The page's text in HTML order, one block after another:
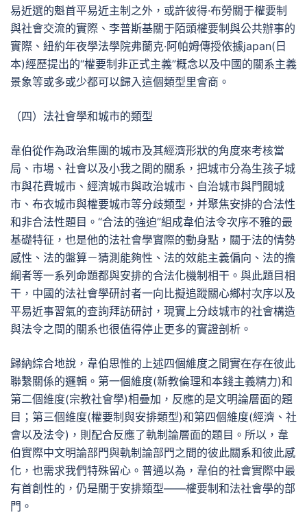
易近選的魁首平易近主制之外，或許彼得·布勞關于權要制
與社會交流的實際、李普斯基關于陌頭權要制與公共辦事的
實際、紐約年夜學法學院弗蘭克·阿帕姆傳授依據japan(日
本)經歷提出的“權要制非正式主義”概念以及中國的關系主義
景象等或多或少都可以歸入這個類型里會商。
（四）法社會學和城市的類型
韋伯從作為政治集團的城市及其經濟形狀的角度來考核當
局、市場、社會以及小我之間的關系，把城市分為生孩子城
市與花費城市、經濟城市與政治城市、自治城市與門閥城
市、布衣城市與權要城市等分歧類型，并聚焦安排的合法性
和非合法性題目。“合法的強迫”組成韋伯法令次序不雅的最
基礎特征，也是他的法社會學實際的動身點，關于法的情勢
感性、法的盤算－猜測能夠性、法的效能主義偏向、法的擔
綱者等一系列命題都與安排的合法化機制相干。與此題目相
干，中國的法社會學研討者一向比擬追蹤關心鄉村次序以及
平易近事習氣的查詢拜訪研討，現實上分歧城市的社會構造
與法令之間的關系也很值得停止更多的實證剖析。
歸納綜合地說，韋伯思惟的上述四個維度之間實在存在彼此
聯繫關係的邏輯。第一個維度(新教倫理和本錢主義精力)和
第二個維度(宗教社會學)相疊加，反應的是文明論層面的題
目；第三個維度(權要制與安排類型)和第四個維度(經濟、社
會以及法令)，則配合反應了軌制論層面的題目。所以，韋
伯實際中文明論部門與軌制論部門之間的彼此關系和彼此感
化，也需求我們特殊留心。普通以為，韋伯的社會實際中最
有首創性的，仍是關于安排類型——權要制和法社會學的部
門。